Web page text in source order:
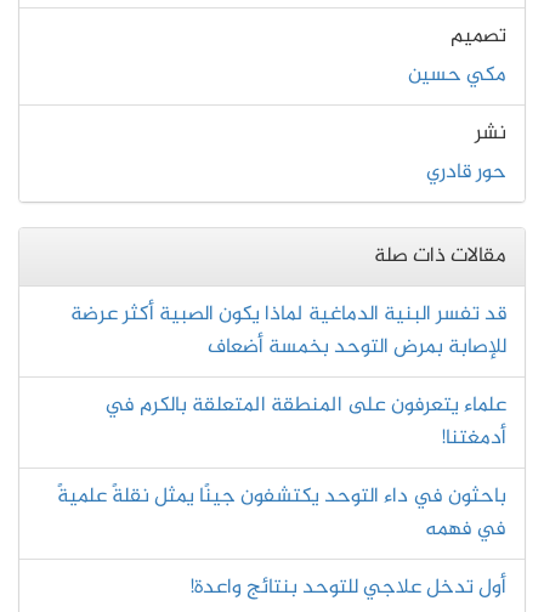
تصميم
مكي حسين
نشر
حور قادري
مقالات ذات صلة
قد تفسر البنية الدماغية لماذا يكون الصبية أكثر عرضة
للإصابة بمرض التوحد بخمسة أضعاف
علماء يتعرفون على المنطقة المتعلقة بالكرم في
أدمغتنا!
باحثون في داء التوحد يكتشفون جينًا يمثل نقلةً علميةً
في فهمه
أول تدخل علاجي للتوحد بنتائج واعدة!